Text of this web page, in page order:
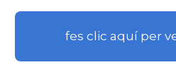
fes clic aquí per